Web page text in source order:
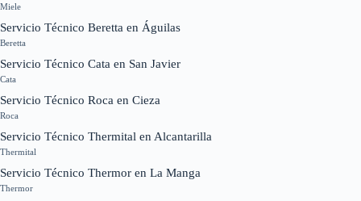
Miele
Servicio Técnico Beretta en Águilas
Beretta
Servicio Técnico Cata en San Javier
Cata
Servicio Técnico Roca en Cieza
Roca
Servicio Técnico Thermital en Alcantarilla
Thermital
Servicio Técnico Thermor en La Manga
Thermor